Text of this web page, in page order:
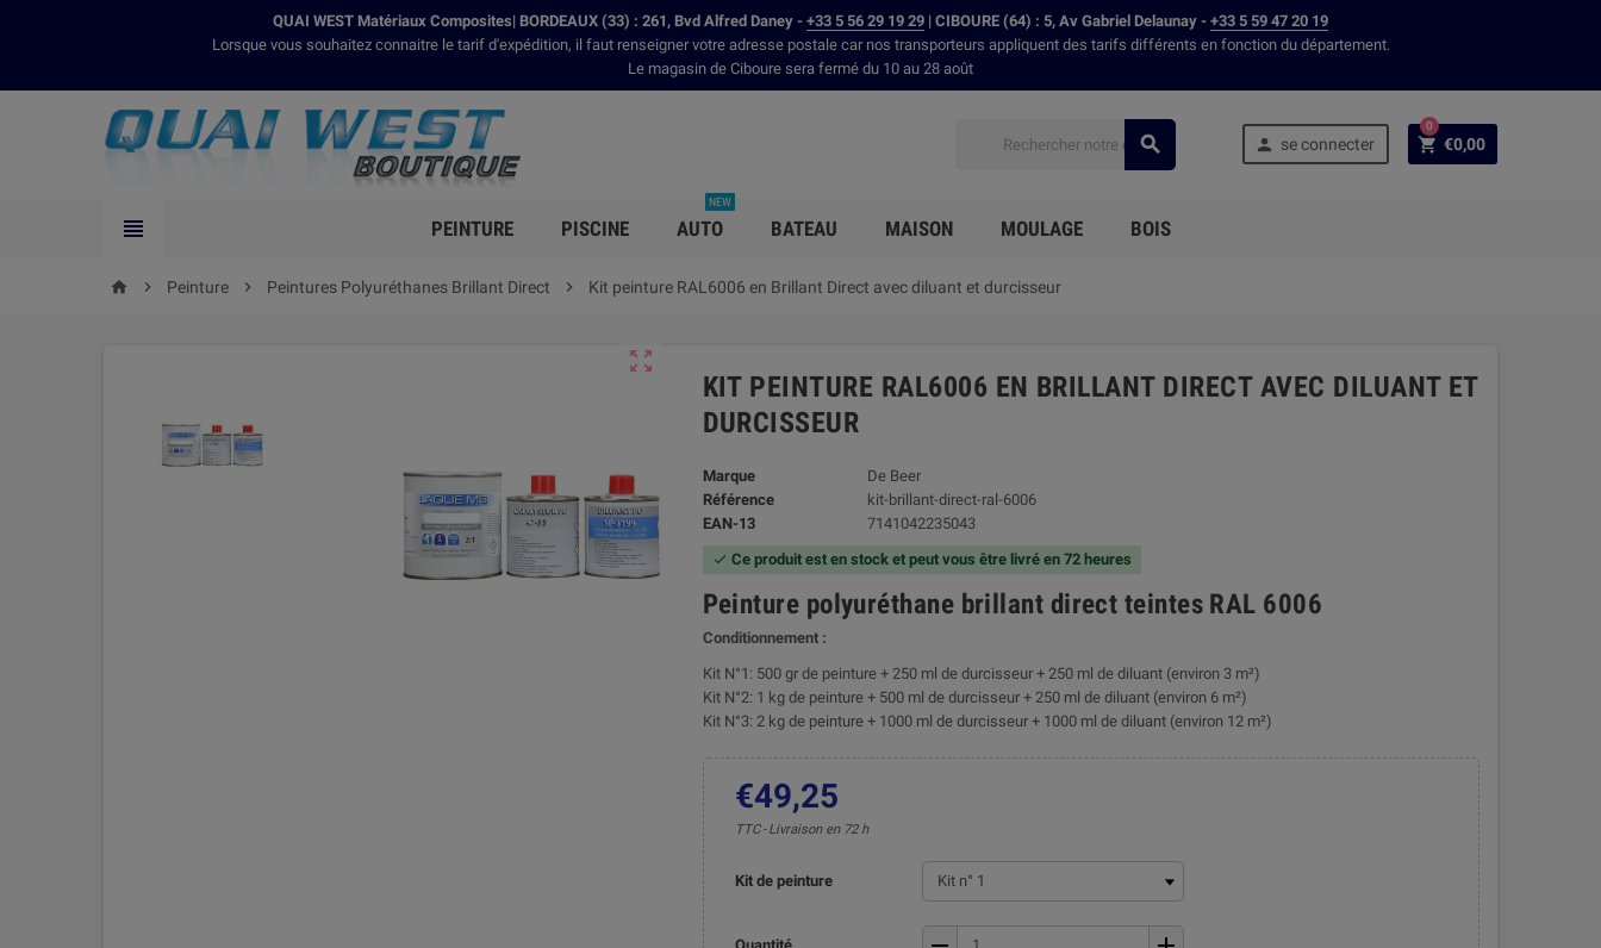
QUAI WEST Matériaux Composites| BORDEAUX (33) : 261, Bvd Alfred Daney - +33 5 56 29 19 29 | CIBOURE (64) : 5, Av Gabriel Delaunay - +33 5 59 47 20 19
Lorsque vous souhaitez connaitre le tarif d'expédition, il faut renseigner votre adresse postale car nos transporteurs appliquent des tarifs différents en fonction du département.
Le magasin de Ciboure sera fermé du 10 au 28 août
  se connecter  €0,00
0
 PEINTURE PISCINE AUTO
NEW
BATEAU MAISON MOULAGE BOIS
home  Peinture  Peintures Polyuréthanes Brillant Direct  Kit peinture RAL6006 en Brillant Direct avec diluant et durcisseur

KIT PEINTURE RAL6006 EN BRILLANT DIRECT AVEC DILUANT ET
DURCISSEUR
Marque
De Beer
Référence
kit-brillant-direct-ral-6006
EAN-13
7141042235043
 Ce produit est en stock et peut vous être livré en 72 heures
Peinture polyuréthane brillant direct teintes RAL 6006
Conditionnement :
Kit N°1: 500 gr de peinture + 250 ml de durcisseur + 250 ml de diluant (environ 3 m²)
Kit N°2: 1 kg de peinture + 500 ml de durcisseur + 250 ml de diluant (environ 6 m²)
Kit N°3: 2 kg de peinture + 1000 ml de durcisseur + 1000 ml de diluant (environ 12 m²)
€49,25
TTC Livraison en 72 h
Kit de peinture